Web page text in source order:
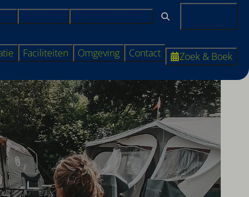
Faciliteiten Omgeving Contact Zoek & Boek